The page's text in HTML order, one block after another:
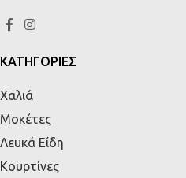
ΚΑΤΗΓΟΡΙΕΣ
Χαλιά
Μοκέτες
Λευκά Είδη
Κουρτίνες